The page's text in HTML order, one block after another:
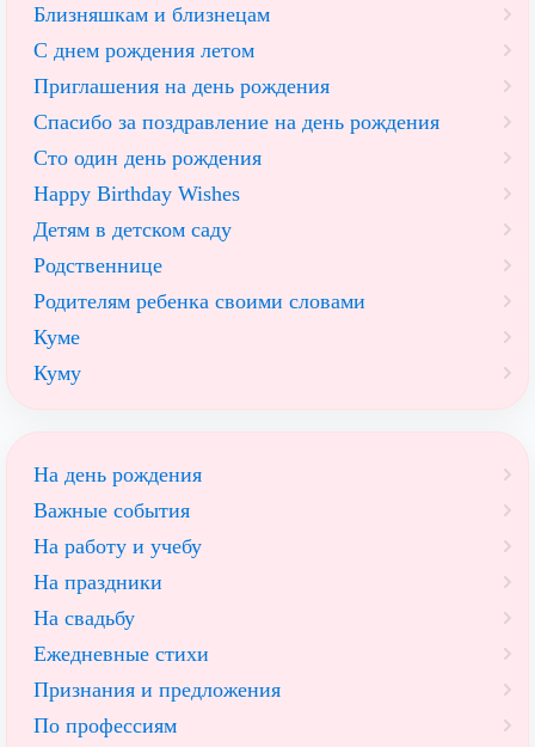
Близняшкам и близнецам
С днем рождения летом
Приглашения на день рождения
Спасибо за поздравление на день рождения
Сто один день рождения
Happy Birthday Wishes
Детям в детском саду
Родственнице
Родителям ребенка своими словами
Куме
Куму
На день рождения
Важные события
На работу и учебу
На праздники
На свадьбу
Ежедневные стихи
Признания и предложения
По профессиям